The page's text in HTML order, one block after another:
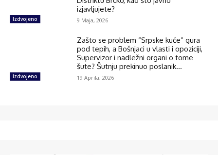
Izdvojeno
izjavljujete?
9 Maja, 2026
Izdvojeno
Zašto se problem “Srpske kuće” gura
pod tepih, a Bošnjaci u vlasti i opoziciji,
Supervizor i nadležni organi o tome
šute? Šutnju prekinuo poslanik...
19 Aprila, 2026